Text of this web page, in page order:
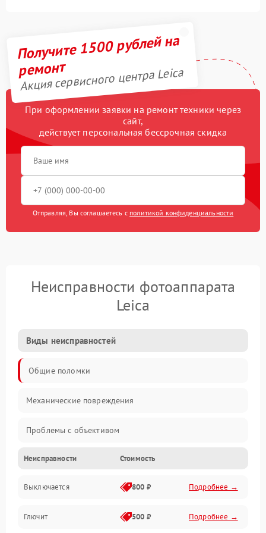
Получите 1500 рублей на
ремонт
Акция сервисного центра Leica
При оформлении заявки на ремонт техники через
сайт,
действует персональная бессрочная скидка
Отправляя, Вы соглашаетесь с политикой конфиденциальности
Неисправности фотоаппарата
Leica
Виды неисправностей
Общие поломки
Механические повреждения
Проблемы с объективом
Электронные ошибки
Механические проблемы
Матрица и оптика
Неисправности Стоимость
Выключается 800 ₽ Подробнее →
Глючит 500 ₽ Подробнее →